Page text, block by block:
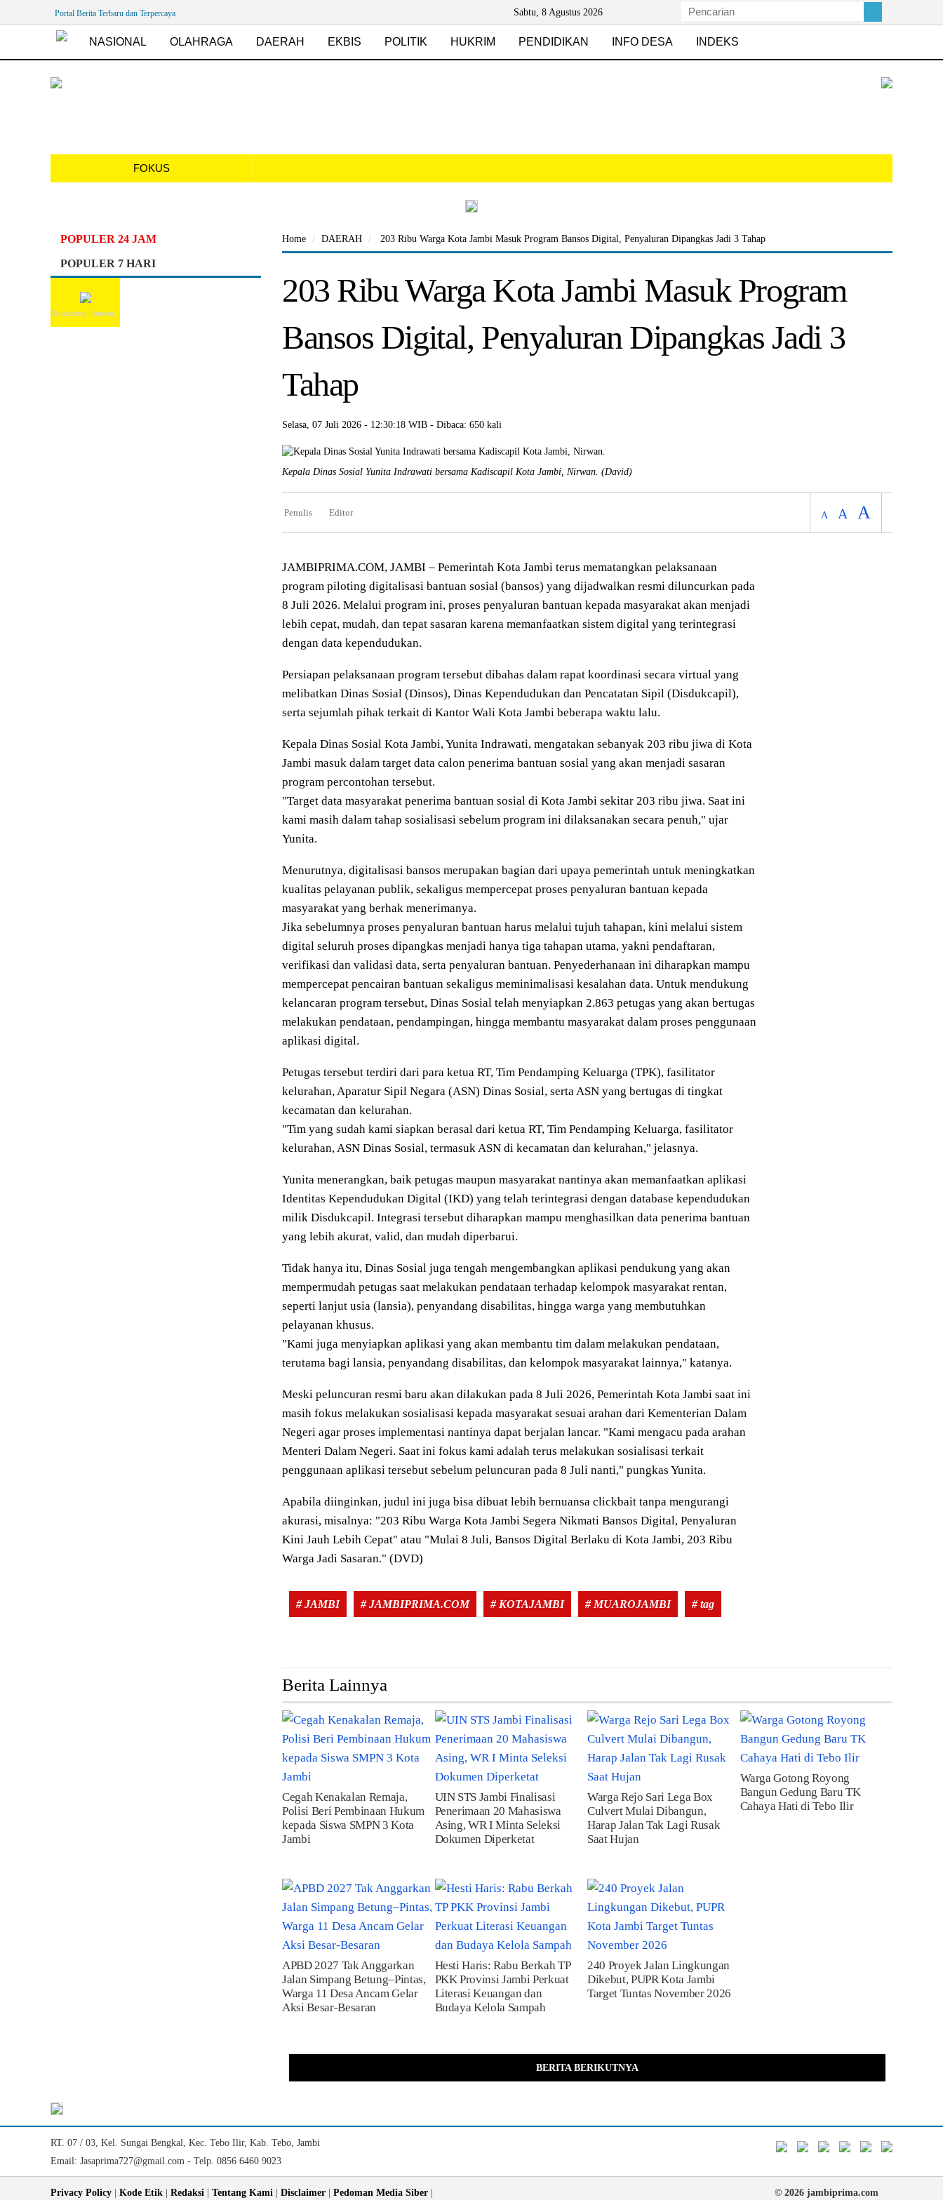
Portal Berita Terbaru dan Terpercaya Sabtu, 8 Agustus 2026
NASIONAL OLAHRAGA DAERAH EKBIS POLITIK HUKRIM PENDIDIKAN INFO DESA INDEKS
FOKUS
POPULER 24 JAM
POPULER 7 HARI
Requesting Content...
Home DAERAH 203 Ribu Warga Kota Jambi Masuk Program Bansos Digital, Penyaluran Dipangkas Jadi 3 Tahap
203 Ribu Warga Kota Jambi Masuk Program
Bansos Digital, Penyaluran Dipangkas Jadi 3
Tahap
Selasa, 07 Juli 2026 - 12:30:18 WIB - Dibaca: 650 kali
Kepala Dinas Sosial Yunita Indrawati bersama Kadiscapil Kota Jambi, Nirwan. (David)
Penulis Editor A A A
JAMBIPRIMA.COM, JAMBI – Pemerintah Kota Jambi terus mematangkan pelaksanaan
program piloting digitalisasi bantuan sosial (bansos) yang dijadwalkan resmi diluncurkan pada
8 Juli 2026. Melalui program ini, proses penyaluran bantuan kepada masyarakat akan menjadi
lebih cepat, mudah, dan tepat sasaran karena memanfaatkan sistem digital yang terintegrasi
dengan data kependudukan.
Persiapan pelaksanaan program tersebut dibahas dalam rapat koordinasi secara virtual yang
melibatkan Dinas Sosial (Dinsos), Dinas Kependudukan dan Pencatatan Sipil (Disdukcapil),
serta sejumlah pihak terkait di Kantor Wali Kota Jambi beberapa waktu lalu.
Kepala Dinas Sosial Kota Jambi, Yunita Indrawati, mengatakan sebanyak 203 ribu jiwa di Kota
Jambi masuk dalam target data calon penerima bantuan sosial yang akan menjadi sasaran
program percontohan tersebut.
"Target data masyarakat penerima bantuan sosial di Kota Jambi sekitar 203 ribu jiwa. Saat ini
kami masih dalam tahap sosialisasi sebelum program ini dilaksanakan secara penuh," ujar
Yunita.
Menurutnya, digitalisasi bansos merupakan bagian dari upaya pemerintah untuk meningkatkan
kualitas pelayanan publik, sekaligus mempercepat proses penyaluran bantuan kepada
masyarakat yang berhak menerimanya.
Jika sebelumnya proses penyaluran bantuan harus melalui tujuh tahapan, kini melalui sistem
digital seluruh proses dipangkas menjadi hanya tiga tahapan utama, yakni pendaftaran,
verifikasi dan validasi data, serta penyaluran bantuan. Penyederhanaan ini diharapkan mampu
mempercepat pencairan bantuan sekaligus meminimalisasi kesalahan data. Untuk mendukung
kelancaran program tersebut, Dinas Sosial telah menyiapkan 2.863 petugas yang akan bertugas
melakukan pendataan, pendampingan, hingga membantu masyarakat dalam proses penggunaan
aplikasi digital.
Petugas tersebut terdiri dari para ketua RT, Tim Pendamping Keluarga (TPK), fasilitator
kelurahan, Aparatur Sipil Negara (ASN) Dinas Sosial, serta ASN yang bertugas di tingkat
kecamatan dan kelurahan.
"Tim yang sudah kami siapkan berasal dari ketua RT, Tim Pendamping Keluarga, fasilitator
kelurahan, ASN Dinas Sosial, termasuk ASN di kecamatan dan kelurahan," jelasnya.
Yunita menerangkan, baik petugas maupun masyarakat nantinya akan memanfaatkan aplikasi
Identitas Kependudukan Digital (IKD) yang telah terintegrasi dengan database kependudukan
milik Disdukcapil. Integrasi tersebut diharapkan mampu menghasilkan data penerima bantuan
yang lebih akurat, valid, dan mudah diperbarui.
Tidak hanya itu, Dinas Sosial juga tengah mengembangkan aplikasi pendukung yang akan
mempermudah petugas saat melakukan pendataan terhadap kelompok masyarakat rentan,
seperti lanjut usia (lansia), penyandang disabilitas, hingga warga yang membutuhkan
pelayanan khusus.
"Kami juga menyiapkan aplikasi yang akan membantu tim dalam melakukan pendataan,
terutama bagi lansia, penyandang disabilitas, dan kelompok masyarakat lainnya," katanya.
Meski peluncuran resmi baru akan dilakukan pada 8 Juli 2026, Pemerintah Kota Jambi saat ini
masih fokus melakukan sosialisasi kepada masyarakat sesuai arahan dari Kementerian Dalam
Negeri agar proses implementasi nantinya dapat berjalan lancar. "Kami mengacu pada arahan
Menteri Dalam Negeri. Saat ini fokus kami adalah terus melakukan sosialisasi terkait
penggunaan aplikasi tersebut sebelum peluncuran pada 8 Juli nanti," pungkas Yunita.
Apabila diinginkan, judul ini juga bisa dibuat lebih bernuansa clickbait tanpa mengurangi
akurasi, misalnya: "203 Ribu Warga Kota Jambi Segera Nikmati Bansos Digital, Penyaluran
Kini Jauh Lebih Cepat" atau "Mulai 8 Juli, Bansos Digital Berlaku di Kota Jambi, 203 Ribu
Warga Jadi Sasaran." (DVD)
# JAMBI # JAMBIPRIMA.COM # KOTAJAMBI # MUAROJAMBI # tag
Berita Lainnya
Cegah Kenakalan Remaja,
Polisi Beri Pembinaan Hukum
kepada Siswa SMPN 3 Kota
Jambi
UIN STS Jambi Finalisasi
Penerimaan 20 Mahasiswa
Asing, WR I Minta Seleksi
Dokumen Diperketat
Warga Rejo Sari Lega Box
Culvert Mulai Dibangun,
Harap Jalan Tak Lagi Rusak
Saat Hujan
Warga Gotong Royong
Bangun Gedung Baru TK
Cahaya Hati di Tebo Ilir
APBD 2027 Tak Anggarkan
Jalan Simpang Betung–Pintas,
Warga 11 Desa Ancam Gelar
Aksi Besar-Besaran
Hesti Haris: Rabu Berkah TP
PKK Provinsi Jambi Perkuat
Literasi Keuangan dan
Budaya Kelola Sampah
240 Proyek Jalan Lingkungan
Dikebut, PUPR Kota Jambi
Target Tuntas November 2026
BERITA BERIKUTNYA
RT. 07 / 03, Kel. Sungai Bengkal, Kec. Tebo Ilir, Kab. Tebo, Jambi
Email: Jasaprima727@gmail.com - Telp. 0856 6460 9023
Privacy Policy Kode Etik Redaksi Tentang Kami Disclaimer Pedoman Media Siber © 2026 jambiprima.com